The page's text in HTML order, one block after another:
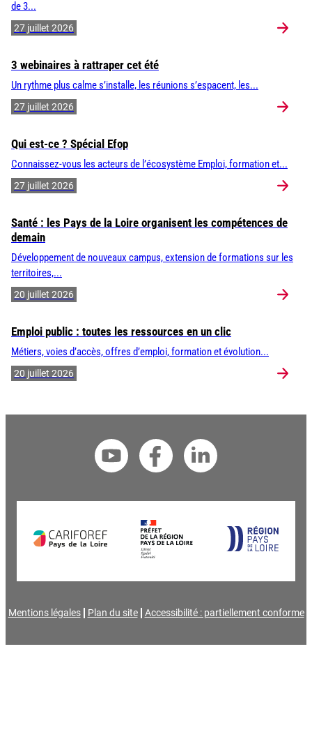
de 3...
27 juillet 2026
3 webinaires à rattraper cet été
Un rythme plus calme s’installe, les réunions s’espacent, les...
27 juillet 2026
Qui est-ce ? Spécial Efop
Connaissez-vous les acteurs de l’écosystème Emploi, formation et...
27 juillet 2026
Santé : les Pays de la Loire organisent les compétences de
demain
Développement de nouveaux campus, extension de formations sur les
territoires,...
20 juillet 2026
Emploi public : toutes les ressources en un clic
Métiers, voies d’accès, offres d’emploi, formation et évolution...
20 juillet 2026
Mentions légales Plan du site Accessibilité : partiellement conforme